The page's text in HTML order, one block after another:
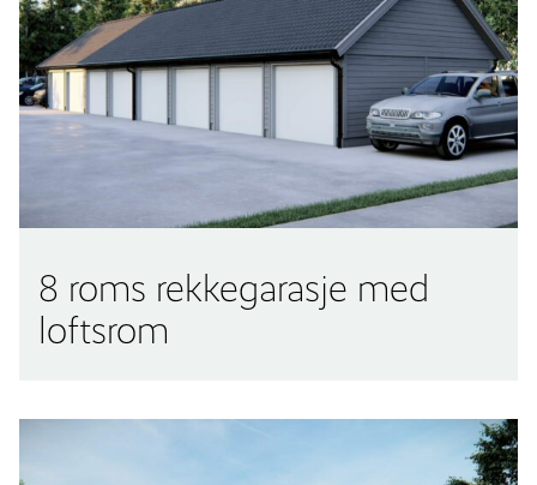
8 roms rekkegarasje med
loftsrom